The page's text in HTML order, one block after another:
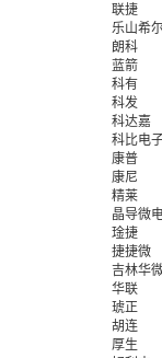
联捷
乐山希
朗科
蓝箭
科有
科发
科达嘉
科比电
康普
康尼
精莱
晶导微
琻捷
捷捷微
吉林华
华联
琥正
胡连
厚生